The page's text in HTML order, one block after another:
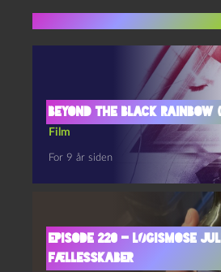
Beyond the Black Rainbow
Film
For 9 år siden
Episode 220 – Løgismose
Fællesskaber